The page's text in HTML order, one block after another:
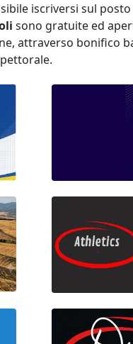
iscriversi sul
sono gratuite ed
bonifico